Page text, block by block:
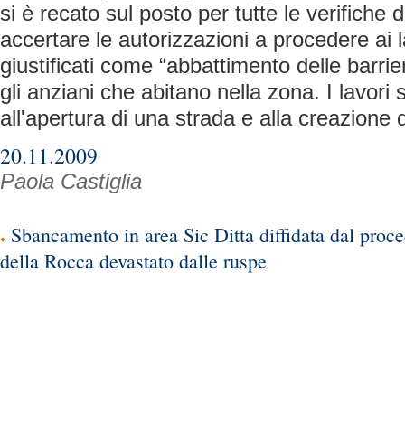
si è recato sul posto per tutte le verifiche
accertare le autorizzazioni a procedere ai
giustificati come “abbattimento delle
gli anziani che abitano nella zona. I lavori
all'apertura di una strada e alla creazione
20.11.2009
Paola Castiglia
Sbancamento in area Sic Ditta diffidata dal
della Rocca devastato dalle ruspe